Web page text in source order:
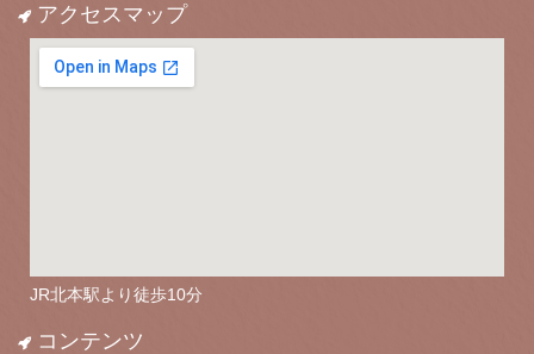
アクセスマップ
JR北本駅より徒歩10分
コンテンツ